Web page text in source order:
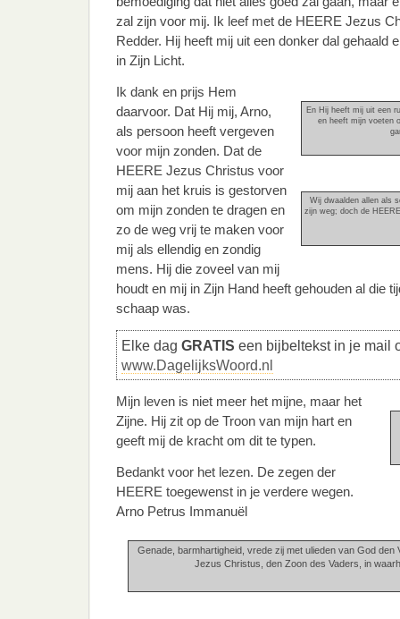
zal zijn voor mij. Ik leef met de HEERE Jezus
Redder. Hij heeft mij uit een donker dal gehaald
in Zijn Licht.
En Hij heeft mij uit een
en heeft mijn voeten
Wij dwaalden allen als
zijn weg; doch de
Ik dank en prijs Hem
daarvoor. Dat Hij mij, Arno,
als persoon heeft vergeven
voor mijn zonden. Dat de
HEERE Jezus Christus voor
mij aan het kruis is gestorven
om mijn zonden te dragen en
zo de weg vrij te maken voor
mij als ellendig en zondig
mens. Hij die zoveel van mij
houdt en mij in Zijn Hand heeft gehouden al die
schaap was.
Elke dag GRATIS een bijbeltekst in je mail
www.DagelijksWoord.nl
Mijn leven is niet meer het mijne, maar het
Zijne. Hij zit op de Troon van mijn hart en
geeft mij de kracht om dit te typen.
Bedankt voor het lezen. De zegen der
HEERE toegewenst in je verdere wegen.
Arno Petrus Immanuël
Genade, barmhartigheid, vrede zij met ulieden van God den
Jezus Christus, den Zoon des Vaders, in